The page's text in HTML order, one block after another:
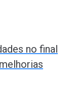
no final